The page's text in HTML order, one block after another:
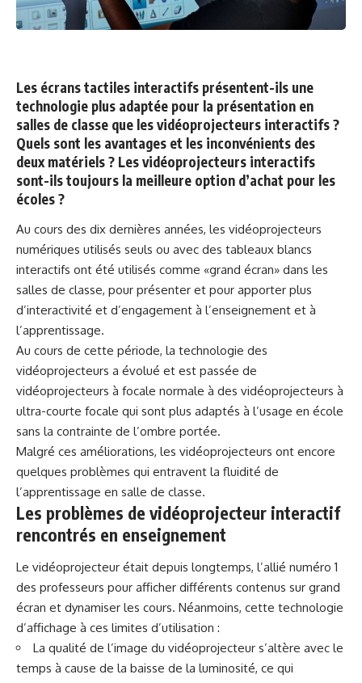
Les écrans tactiles interactifs présentent-ils une
technologie plus adaptée pour la présentation en
salles de classe que les vidéoprojecteurs interactifs ?
Quels sont les avantages et les inconvénients des
deux matériels ? Les vidéoprojecteurs interactifs
sont-ils toujours la meilleure option d’achat pour les
écoles ?
Au cours des dix dernières années, les vidéoprojecteurs
numériques utilisés seuls ou avec des tableaux blancs
interactifs ont été utilisés comme «grand écran» dans les
salles de classe, pour présenter et pour apporter plus
d’interactivité et d’engagement à l’enseignement et à
l’apprentissage.
Au cours de cette période, la technologie des
vidéoprojecteurs a évolué et est passée de
vidéoprojecteurs à focale normale à des vidéoprojecteurs à
ultra-courte focale qui sont plus adaptés à l’usage en école
sans la contrainte de l’ombre portée.
Malgré ces améliorations, les vidéoprojecteurs ont encore
quelques problèmes qui entravent la fluidité de
l’apprentissage en salle de classe.
Les problèmes de vidéoprojecteur interactif
rencontrés en enseignement
Le vidéoprojecteur était depuis longtemps, l’allié numéro 1
des professeurs pour afficher différents contenus sur grand
écran et dynamiser les cours. Néanmoins, cette technologie
d’affichage à ces limites d’utilisation :
La qualité de l’image du vidéoprojecteur s’altère avec le
temps à cause de la baisse de la luminosité, ce qui